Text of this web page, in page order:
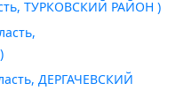
ТУРКОВСКИЙ РАЙОН )
ДЕРГАЧЕВСКИЙ